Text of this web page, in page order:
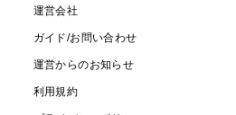
運営会社
ガイド/お問い合わせ
運営からのお知らせ
利用規約